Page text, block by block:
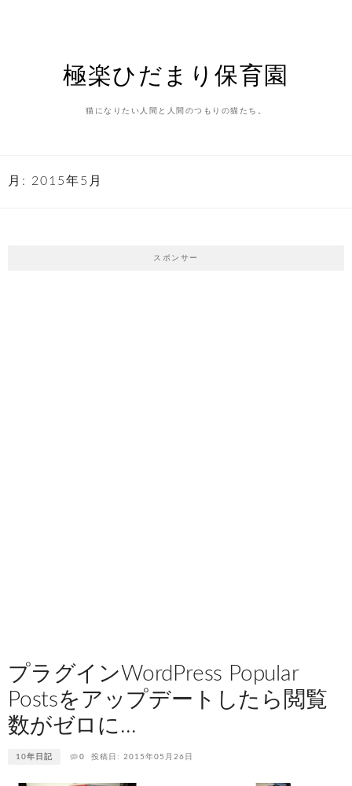
極楽ひだまり保育園
猫になりたい人間と人間のつもりの猫たち。
月: 2015年5月
スポンサー
プラグインWordPress Popular
Postsをアップデートしたら閲覧
数がゼロに...
10年日記 0 投稿日: 2015年05月26日